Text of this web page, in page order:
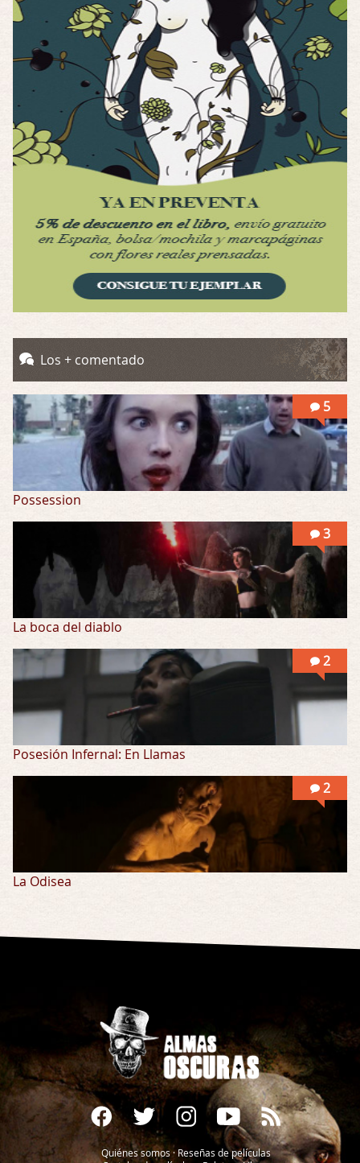
Por: Luar
Interesante cuando avanza, le falta algo d …
Possession
Se llama la posesión en castellano, está …
Obsession
Por: Mariano
Una película normalita, nada del otro mun …
Por: Chica Stark
Al principio por el hype que la dieron iba …
Possession
Posesión Infernal: En Llamas
Por: Skalope
Totalmente de acuerdo Ignacio. La he disfr …
Los + comentado
5
Possession
3
La boca del diablo
2
Posesión Infernal: En Llamas
2
La Odisea
Quiénes somos·Reseñas de películas